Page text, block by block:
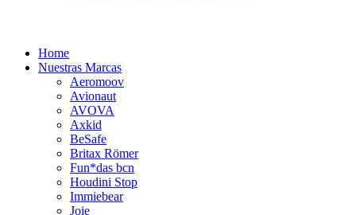
Home
Nuestras Marcas
Aeromoov
Avionaut
AVOVA
Axkid
BeSafe
Britax Römer
Fun*das bcn
Houdini Stop
Immiebear
Joie